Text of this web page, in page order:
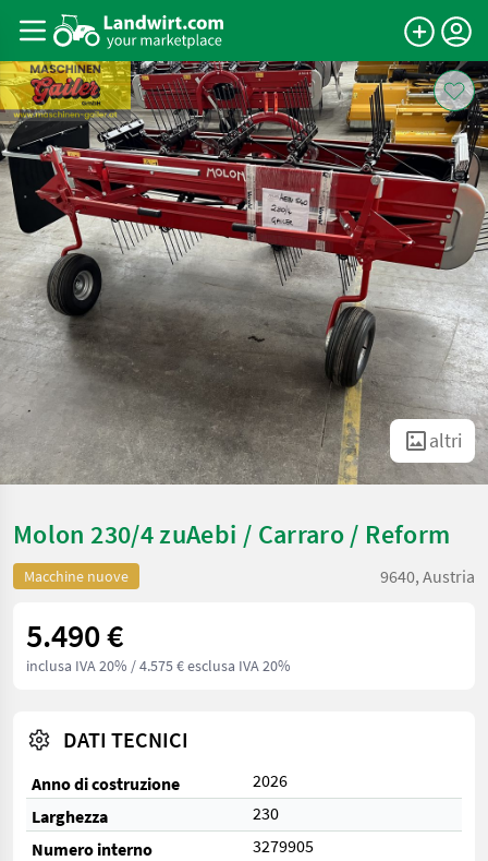
altri
Molon 230/4 zuAebi / Carraro / Reform
Macchine nuove 9640, Austria
5.490 €
inclusa IVA 20% / 4.575 € esclusa IVA 20%
DATI TECNICI
Anno di costruzione
2026
Larghezza
230
Numero interno
3279905